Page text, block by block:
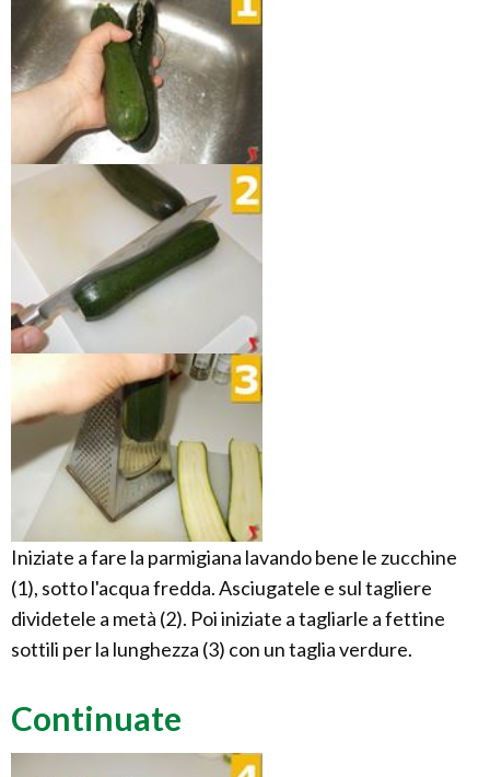
Iniziate a fare la parmigiana lavando bene le zucchine
(1), sotto l'acqua fredda. Asciugatele e sul tagliere
dividetele a metà (2). Poi iniziate a tagliarle a fettine
sottili per la lunghezza (3) con un taglia verdure.
Continuate